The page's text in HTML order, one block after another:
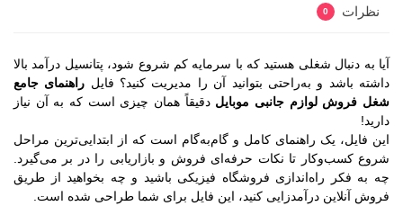
نظرات 0
آیا به دنبال شغلی هستید که با سرمایه کم شروع شود، پتانسیل درآمد بالا
داشته باشد و به‌راحتی بتوانید آن را مدیریت کنید؟ فایل راهنمای جامع
شغل فروش لوازم جانبی موبایل دقیقاً همان چیزی است که به آن نیاز
دارید!
این فایل، یک راهنمای کامل و گام‌به‌گام است که از ابتدایی‌ترین مراحل
شروع کسب‌وکار تا نکات حرفه‌ای فروش و بازاریابی را در بر می‌گیرد.
چه به فکر راه‌اندازی فروشگاه فیزیکی باشید و چه بخواهید از طریق
فروش آنلاین درآمدزایی کنید، این فایل برای شما طراحی شده است.